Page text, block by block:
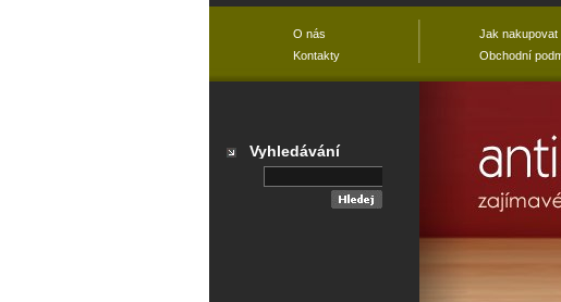
O nás
Kontakty
Jak nakupovat
Obchodní
Vyhledávání